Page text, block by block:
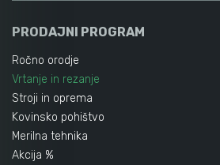
PRODAJNI PROGRAM
Ročno orodje
Vrtanje in rezanje
Stroji in oprema
Kovinsko pohištvo
Merilna tehnika
Akcija %